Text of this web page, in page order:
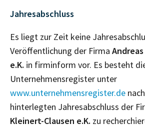
Jahresabschluss
Es liegt zur Zeit keine
Veröffentlichung der Firma
e.K. in firminform vor. Es besteht
Unternehmensregister unter
www.unternehmensregister.de
hinterlegten Jahresabschluss der
Kleinert-Clausen e.K. zu